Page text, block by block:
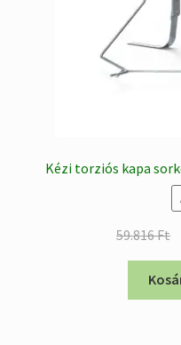
Kézi torziós kapa
59.816Ft